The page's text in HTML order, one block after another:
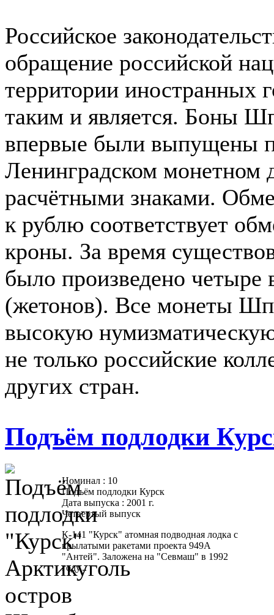
Российское
обращение российской
территории иностранных
таким и является. Боны
впервые были выпущены
Ленинградском монетном
расчётными знаками.
к рублю соответствует
кроны. За время
было произведено четыре
(жетонов). Все монеты
высокую
не только российские
других стран.
Подъём подлодки
Номинал : 10
Подъём подлодки Курск
Дата выпуска : 2001 г.
Четвертый выпуск
К-141 "Курск" атомная подводная лодка с
крылатыми ракетами проекта 949А
"Антей". Заложена на "Севмаш" в 1992
году...